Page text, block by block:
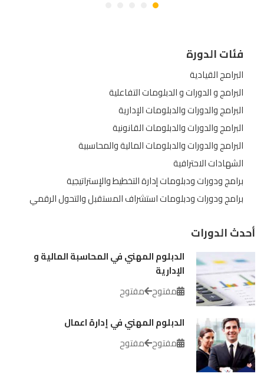
فئات الدورة
البرامج القيادية
البرامج و الدورات و الدبلومات التفاعلية
البرامج والدورات والدبلومات الإدارية
البرامج والدورات والدبلومات القانونية
البرامج والدورات والدبلومات المالية والمحاسبية
الشهادات الاحترافية
برامج ودورات ودبلومات إدارة التخطيط والإستراتيجية
برامج ودورات ودبلومات استشراف المستقبل والتحول الرقمي
أحدث الدورات
الدبلوم المهني في المحاسبة المالية و
الإدارية
مفتوح مفتوح
الدبلوم المهني في إدارة اعمال
مفتوح مفتوح